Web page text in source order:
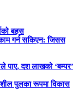
बहस
गर्न सकिएन: जिसस
पाए, दश लाखको ‘बम्पर’
पुलका रूपमा विकास